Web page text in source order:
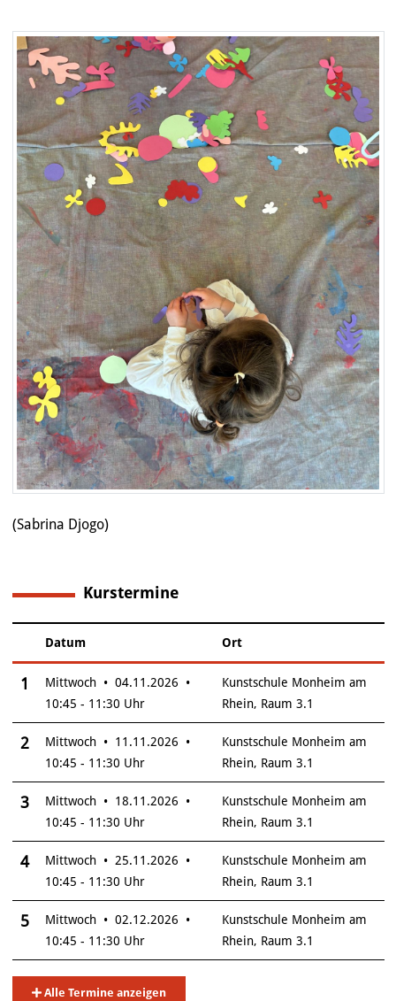
(Sabrina Djogo)
Kurstermine
Insgesamt gibt es 6 Termine zum diesen Kurs
–
Datum Ort
1
Mittwoch • 04.11.2026 •
10:45 - 11:30 Uhr
Kunstschule Monheim am
Rhein, Raum 3.1
2
Mittwoch • 11.11.2026 •
10:45 - 11:30 Uhr
Kunstschule Monheim am
Rhein, Raum 3.1
3
Mittwoch • 18.11.2026 •
10:45 - 11:30 Uhr
Kunstschule Monheim am
Rhein, Raum 3.1
4
Mittwoch • 25.11.2026 •
10:45 - 11:30 Uhr
Kunstschule Monheim am
Rhein, Raum 3.1
5
Mittwoch • 02.12.2026 •
10:45 - 11:30 Uhr
Kunstschule Monheim am
Rhein, Raum 3.1
Alle Termine anzeigen